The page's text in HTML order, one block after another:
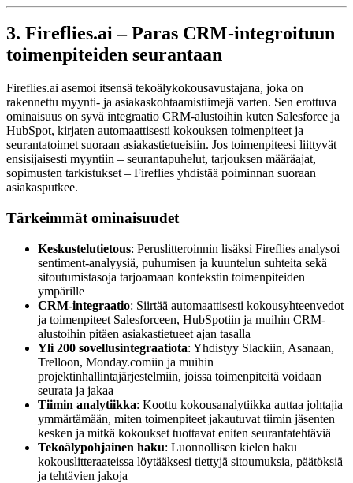
3. Fireflies.ai – Paras CRM-integroituun
toimenpiteiden seurantaan
Fireflies.ai asemoi itsensä tekoälykokousavustajana, joka on
rakennettu myynti- ja asiakaskohtaamistiimejä varten. Sen erottuva
ominaisuus on syvä integraatio CRM-alustoihin kuten Salesforce ja
HubSpot, kirjaten automaattisesti kokouksen toimenpiteet ja
seurantatoimet suoraan asiakastietueisiin. Jos toimenpiteesi liittyvät
ensisijaisesti myyntiin – seurantapuhelut, tarjouksen määräajat,
sopimusten tarkistukset – Fireflies yhdistää poiminnan suoraan
asiakasputkee.
Tärkeimmät ominaisuudet
Keskustelutietous: Peruslitteroinnin lisäksi Fireflies analysoi
sentiment-analyysiä, puhumisen ja kuuntelun suhteita sekä
sitoutumistasoja tarjoamaan kontekstin toimenpiteiden
ympärille
CRM-integraatio: Siirtää automaattisesti kokousyhteenvedot
ja toimenpiteet Salesforceen, HubSpotiin ja muihin CRM-
alustoihin pitäen asiakastietueet ajan tasalla
Yli 200 sovellusintegraatiota: Yhdistyy Slackiin, Asanaan,
Trelloon, Monday.comiin ja muihin
projektinhallintajärjestelmiin, joissa toimenpiteitä voidaan
seurata ja jakaa
Tiimin analytiikka: Koottu kokousanalytiikka auttaa johtajia
ymmärtämään, miten toimenpiteet jakautuvat tiimin jäsenten
kesken ja mitkä kokoukset tuottavat eniten seurantatehtäviä
Tekoälypohjainen haku: Luonnollisen kielen haku
kokouslitteraateissa löytääksesi tiettyjä sitoumuksia, päätöksiä
ja tehtävien jakoja